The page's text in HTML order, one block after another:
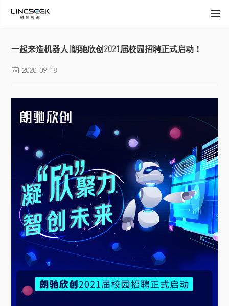
一起来造机器人|朗驰欣创2021届校园招聘正式启动！
 2020-09-18